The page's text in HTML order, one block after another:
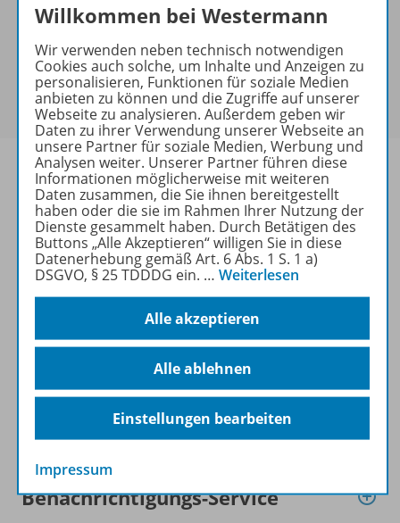
Ausbildern/Ausbilderinnen, Dozenten/Dozentinnen,
Erziehern/Erzieherinnen, Lehrkräften,
Referendaren/Referendarinnen,
Studenten/Studentinnen und Universitätslehrenden
erworben werden.
Produktinformationen
Lizenzbedingungen
Zugehörige Produkte
Demoversion
Benachrichtigungs-Service
Willkommen bei Westermann
Wir verwenden neben technisch notwendigen
Cookies auch solche, um Inhalte und Anzeigen zu
personalisieren, Funktionen für soziale Medien
anbieten zu können und die Zugriffe auf unserer
Webseite zu analysieren. Außerdem geben wir
Daten zu ihrer Verwendung unserer Webseite an
unsere Partner für soziale Medien, Werbung und
Analysen weiter. Unserer Partner führen diese
Informationen möglicherweise mit weiteren
Daten zusammen, die Sie ihnen bereitgestellt
haben oder die sie im Rahmen Ihrer Nutzung der
Dienste gesammelt haben. Durch Betätigen des
Buttons „Alle Akzeptieren“ willigen Sie in diese
Datenerhebung gemäß Art. 6 Abs. 1 S. 1 a)
DSGVO, § 25 TDDDG ein. … Weiterlesen
Alle akzeptieren
Alle ablehnen
Einstellungen bearbeiten
Impressum